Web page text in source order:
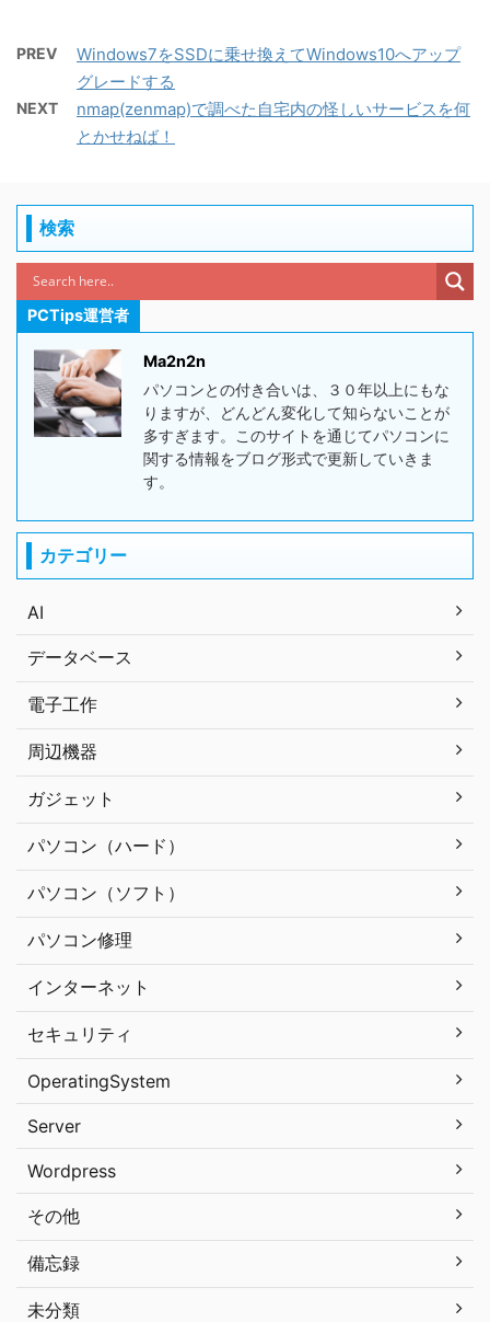
PREV
Windows7をSSDに乗せ換えてWindows10へアップ
グレードする
NEXT
nmap(zenmap)で調べた自宅内の怪しいサービスを何
とかせねば！
検索
PCTips運営者
Ma2n2n
パソコンとの付き合いは、３０年以上にもな
りますが、どんどん変化して知らないことが
多すぎます。このサイトを通じてパソコンに
関する情報をブログ形式で更新していきま
す。
カテゴリー
AI
データベース
電子工作
周辺機器
ガジェット
パソコン（ハード）
パソコン（ソフト）
パソコン修理
インターネット
セキュリティ
OperatingSystem
Server
Wordpress
その他
備忘録
未分類